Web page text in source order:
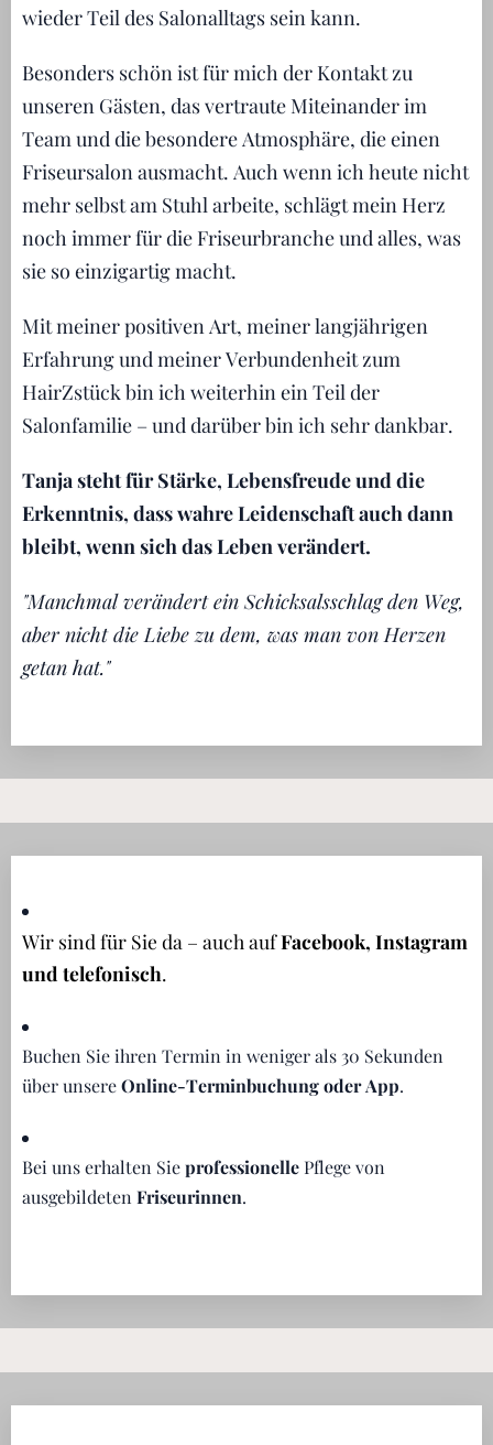
wieder Teil des Salonalltags sein kann.
Besonders schön ist für mich der Kontakt zu
unseren Gästen, das vertraute Miteinander im
Team und die besondere Atmosphäre, die einen
Friseursalon ausmacht. Auch wenn ich heute nicht
mehr selbst am Stuhl arbeite, schlägt mein Herz
noch immer für die Friseurbranche und alles, was
sie so einzigartig macht.
Mit meiner positiven Art, meiner langjährigen
Erfahrung und meiner Verbundenheit zum
HairZstück bin ich weiterhin ein Teil der
Salonfamilie – und darüber bin ich sehr dankbar.
Tanja steht für Stärke, Lebensfreude und die
Erkenntnis, dass wahre Leidenschaft auch dann
bleibt, wenn sich das Leben verändert.
"Manchmal verändert ein Schicksalsschlag den Weg,
aber nicht die Liebe zu dem, was man von Herzen
getan hat."💛
Wir sind für Sie da – auch aufFacebook, Instagram
und telefonisch.
Buchen Sie ihren Termin in weniger als 30 Sekunden
über unsereOnline-Terminbuchung oder App.
Bei uns erhalten SieprofessionellePflege von
ausgebildeten Friseurinnen.